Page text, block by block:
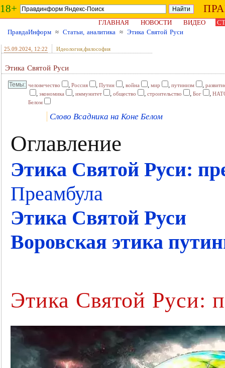
18+
ГЛАВНАЯ НОВОСТИ ВИДЕО
ПравдаИнформ ≈ Статьи, аналитика ≈ Этика Святой Руси
25.09.2024 , 12:22 Идеология,философия
Этика Святой Руси
человечество , Россия , Путин , война , мир , путинизм ,
, экономика , иммунитет , общество , строительство , Бог ,
Белом
Слово Всадника на Коне Белом
Оглавление
Этика Святой Руси:
Преамбула
Этика Святой Руси
Воровская этика
Этика Святой Руси: